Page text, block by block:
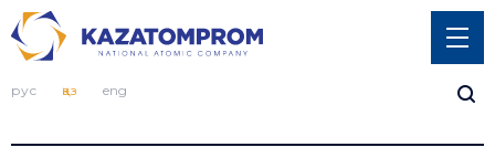
рус қаз eng